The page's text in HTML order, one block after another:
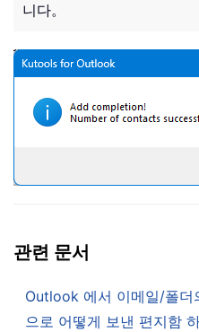
니다。
관련 문서
Outlook 에서 이메일/폴더
으로 어떻게 보낸 편지함